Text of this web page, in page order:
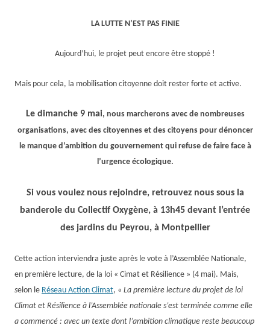
LA LUTTE N’EST PAS FINIE
Aujourd’hui, le projet peut encore être stoppé !
Mais pour cela, la mobilisation citoyenne doit rester forte et active.
Le dimanche 9 mai, nous marcherons avec de nombreuses
organisations, avec des citoyennes et des citoyens pour dénoncer
le manque d’ambition du gouvernement qui refuse de faire face à
l’urgence écologique.
Si vous voulez nous rejoindre, retrouvez nous sous la
banderole du Collectif Oxygène, à 13h45 devant l’entrée
des jardins du Peyrou, à Montpellier
Cette action interviendra juste après le vote à l’Assemblée Nationale,
en première lecture, de la loi « Cimat et Résilience » (4 mai). Mais,
selon le Réseau Action Climat, « La première lecture du projet de loi
Climat et Résilience à l’Assemblée nationale s’est terminée comme elle
a commencé : avec un texte dont l’ambition climatique reste beaucoup